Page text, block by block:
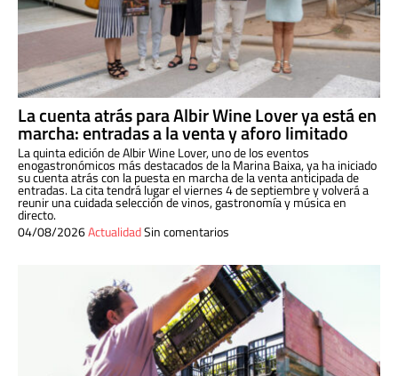
La cuenta atrás para Albir Wine Lover ya está en
marcha: entradas a la venta y aforo limitado
La quinta edición de Albir Wine Lover, uno de los eventos
enogastronómicos más destacados de la Marina Baixa, ya ha iniciado
su cuenta atrás con la puesta en marcha de la venta anticipada de
entradas. La cita tendrá lugar el viernes 4 de septiembre y volverá a
reunir una cuidada selección de vinos, gastronomía y música en
directo.
04/08/2026ActualidadSin comentarios